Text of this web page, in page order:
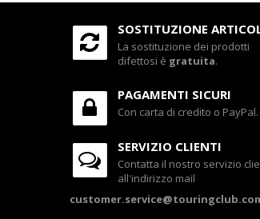
SOSTITUZIONE
La sostituzione dei prodotti
difettosi è gratuita.
PAGAMENTI SICURI
Con carta di credito o PayPal.
SERVIZIO CLIENTI
Contatta il nostro servizio
all'indirizzo mail